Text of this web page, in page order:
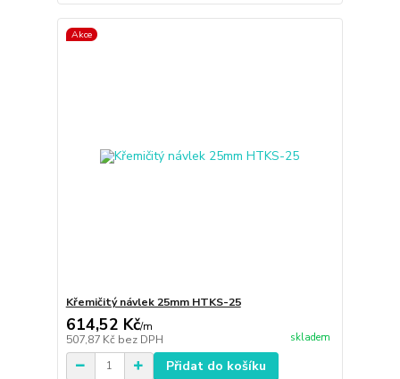
Akce
Křemičitý návlek 25mm HTKS-25
614,52 Kč/m
507,87 Kč bez DPH skladem
Přidat do košíku